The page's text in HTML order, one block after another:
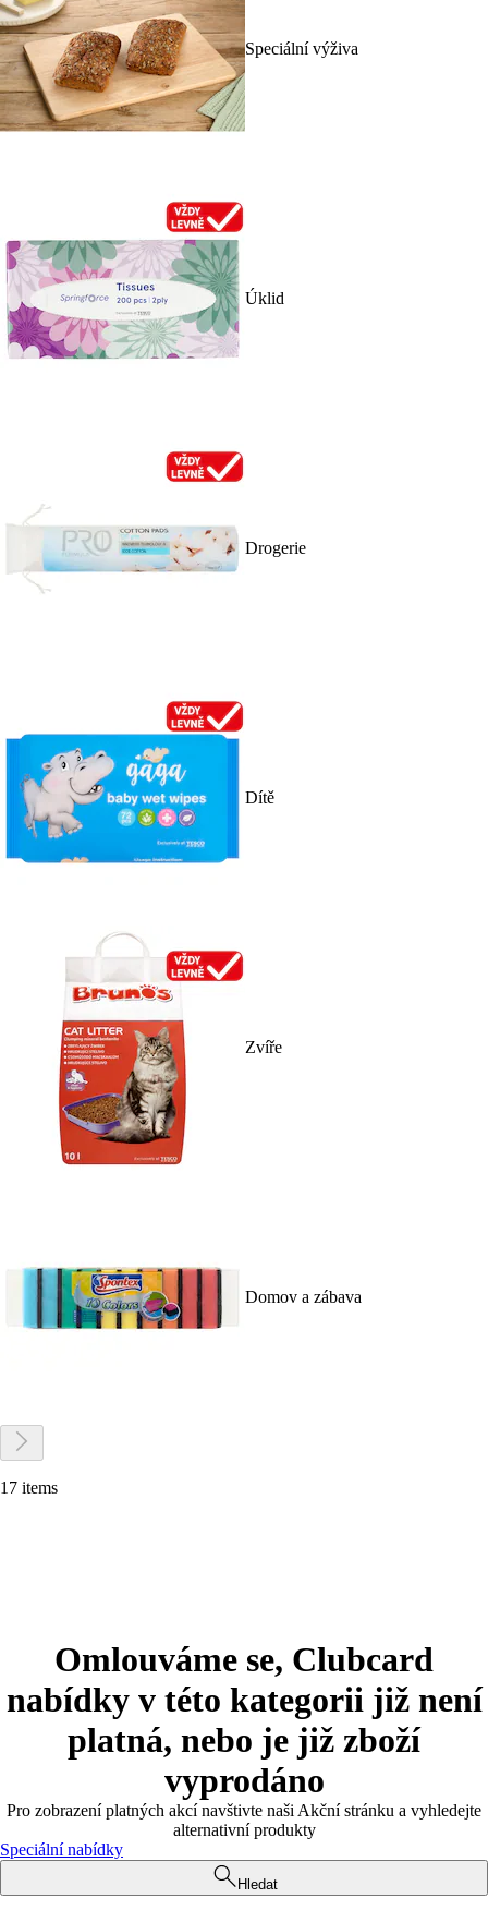
Speciální výživa
Úklid
Drogerie
Dítě
Zvíře
Domov a zábava
17 items
Omlouváme se, Clubcard
nabídky v této kategorii již není
platná, nebo je již zboží
vyprodáno
Pro zobrazení platných akcí navštivte naši Akční stránku a vyhledejte
alternativní produkty
Speciální nabídky
Hledat